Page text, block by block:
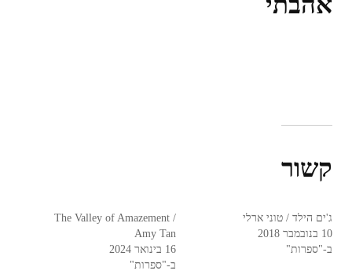
קשור
ג'ים הילד / טוני ארלי
10 בנובמבר 2018
ב-"ספרות"
The Valley of Amazement /
Amy Tan
16 בינואר 2024
ב-"ספרות"